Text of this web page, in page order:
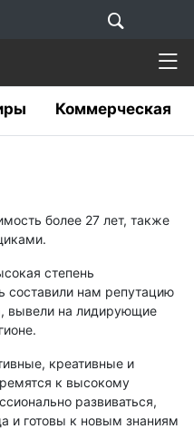
Коммерческая
более 27 лет, также
степень
составили нам репутацию
вывели на лидирующие
креативные и
к высокому
развиваться,
и готовы к новым знаниям